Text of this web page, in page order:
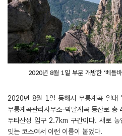
2020년 8월 1일 부분 개방한 ‘베틀
2020년 8월 1일 동해시 무릉계곡 일대
무릉계곡관리사무소-박달계곡 등산로
두타산성 입구 2.7km 구간이다. 새로 놓
잇는 코스여서 이런 이름이 붙었다.